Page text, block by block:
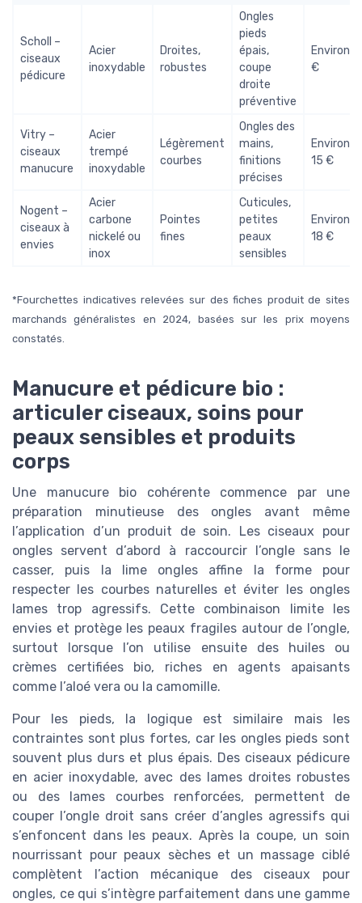
Scholl –
ciseaux
pédicure
Acier
inoxydable
Droites,
robustes
Ongles
pieds
épais,
coupe
droite
préventive
Environ
€
Vitry –
ciseaux
manucure
Acier
trempé
inoxydable
Légèrement
courbes
Ongles des
mains,
finitions
précises
Environ
15 €
Nogent –
ciseaux à
envies
Acier
carbone
nickelé ou
inox
Pointes
fines
Cuticules,
petites
peaux
sensibles
Environ
18 €
*Fourchettes indicatives relevées sur des fiches produit de sites
marchands généralistes en 2024, basées sur les prix moyens
constatés.
Manucure et pédicure bio :
articuler ciseaux, soins pour
peaux sensibles et produits
corps
Une manucure bio cohérente commence par une
préparation minutieuse des ongles avant même
l’application d’un produit de soin. Les ciseaux pour
ongles servent d’abord à raccourcir l’ongle sans le
casser, puis la lime ongles affine la forme pour
respecter les courbes naturelles et éviter les ongles
lames trop agressifs. Cette combinaison limite les
envies et protège les peaux fragiles autour de l’ongle,
surtout lorsque l’on utilise ensuite des huiles ou
crèmes certifiées bio, riches en agents apaisants
comme l’aloé vera ou la camomille.
Pour les pieds, la logique est similaire mais les
contraintes sont plus fortes, car les ongles pieds sont
souvent plus durs et plus épais. Des ciseaux pédicure
en acier inoxydable, avec des lames droites robustes
ou des lames courbes renforcées, permettent de
couper l’ongle droit sans créer d’angles agressifs qui
s’enfoncent dans les peaux. Après la coupe, un soin
nourrissant pour peaux sèches et un massage ciblé
complètent l’action mécanique des ciseaux pour
ongles, ce qui s’intègre parfaitement dans une gamme